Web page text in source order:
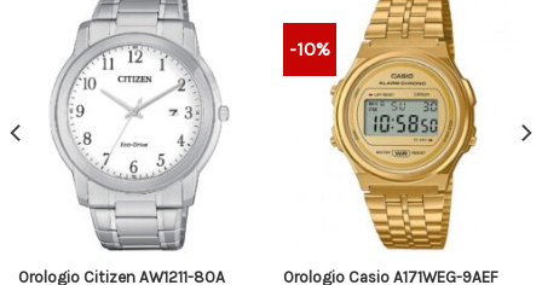
Orologio Citizen AW1211-80A
-10%
Orologio Casio A171WEG-9AEF